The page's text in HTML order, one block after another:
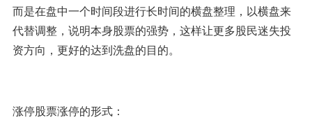
而是在盘中一个时间段进行长时间的横盘整理，以横盘来
代替调整，说明本身股票的强势，这样让更多股民迷失投
资方向，更好的达到洗盘的目的。
涨停股票涨停的形式：